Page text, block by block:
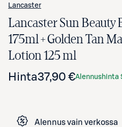
Lancaster
Lancaster Sun Beauty
175ml + Golden Tan
Lotion 125 ml
Hinta37,90 €Alennushinta
Alennus vain verkossa